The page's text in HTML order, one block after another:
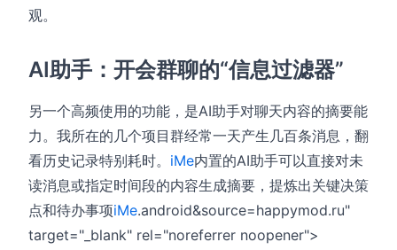
观。
AI助手：开会群聊的“信息过滤器”
另一个高频使用的功能，是AI助手对聊天内容的摘要能
力。我所在的几个项目群经常一天产生几百条消息，翻
看历史记录特别耗时。 iMe内置的AI助手可以直接对未
读消息或指定时间段的内容生成摘要，提炼出关键决策
点和待办事项iMe.android&source=happymod.ru"
target="_blank" rel="noreferrer noopener">